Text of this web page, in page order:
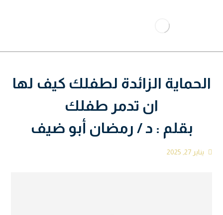
الحماية الزائدة لطفلك كيف لها
ان تدمر طفلك
بقلم : د / رمضان أبو ضيف
يناير 27, 2025